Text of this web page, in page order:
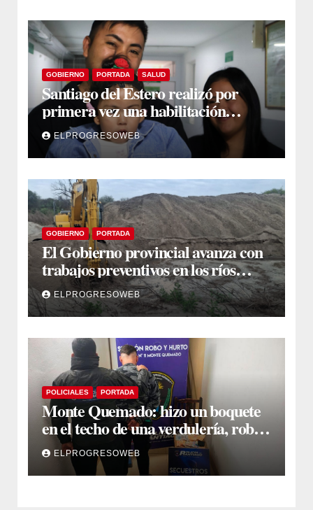
GOBIERNO PORTADA SALUD
Santiago del Estero realizó por
primera vez una habilitación
auditiva con vincha de conducción
óseaELPROGRESOWEB
GOBIERNO PORTADA
El Gobierno provincial avanza con
trabajos preventivos en los ríos
Dulce y Salado y en los Bajos
Submeridionales
ELPROGRESOWEB
POLICIALES PORTADA
Monte Quemado: hizo un boquete
en el techo de una verdulería, robó
$800.000 y cayó tras ser filmado
ELPROGRESOWEB